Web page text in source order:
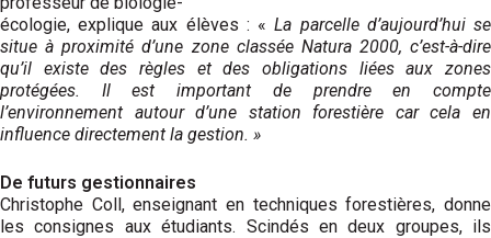
écologie, explique aux élèves : « La parcelle d’aujourd’hui se
situe à proximité d’une zone classée Natura 2000, c’est-à-dire
qu’il existe des règles et des obligations liées aux zones
protégées. Il est important de prendre en compte
l’environnement autour d’une station forestière car cela en
influence directement la gestion. »
De futurs gestionnaires
Christophe Coll, enseignant en techniques forestières, donne
les consignes aux étudiants. Scindés en deux groupes, ils